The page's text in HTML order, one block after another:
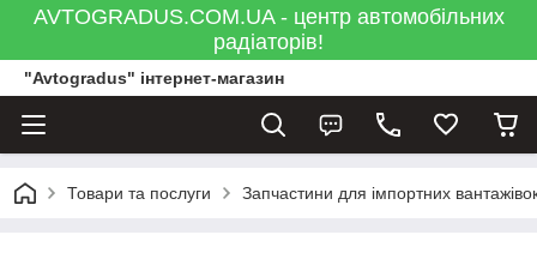
AVTOGRADUS.COM.UA - центр автомобільних
радіаторів!
"Avtogradus" інтернет-магазин
Товари та послуги Запчастини для імпортних